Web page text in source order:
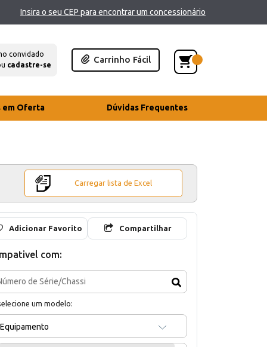
Insira o seu CEP para encontrar um concessionário
convidado
cadastre-se
Carrinho Fácil
em Oferta Dúvidas Frequentes
Carregar lista de Excel
Adicionar Favorito Compartilhar
com:
um modelo:
Equipamento